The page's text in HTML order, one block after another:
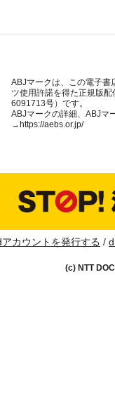
ABJマークは、この電子書
ツ使用許諾を得た正規版
6091713号）です。
ABJマークの詳細、ABJマ
→ https://aebs.or.jp/
アカウントを発行する
(c) NTT